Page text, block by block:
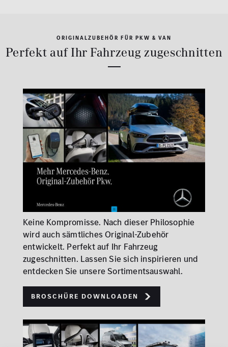
ORIGINALZUBEHÖR FÜR PKW & VAN
Perfekt auf Ihr Fahrzeug zugeschnitten
Keine Kompromisse. Nach dieser Philosophie
wird auch sämtliches Original-Zubehör
entwickelt. Perfekt auf Ihr Fahrzeug
zugeschnitten. Lassen Sie sich inspirieren und
entdecken Sie unsere Sortimentsauswahl.
Broschüre downloaden